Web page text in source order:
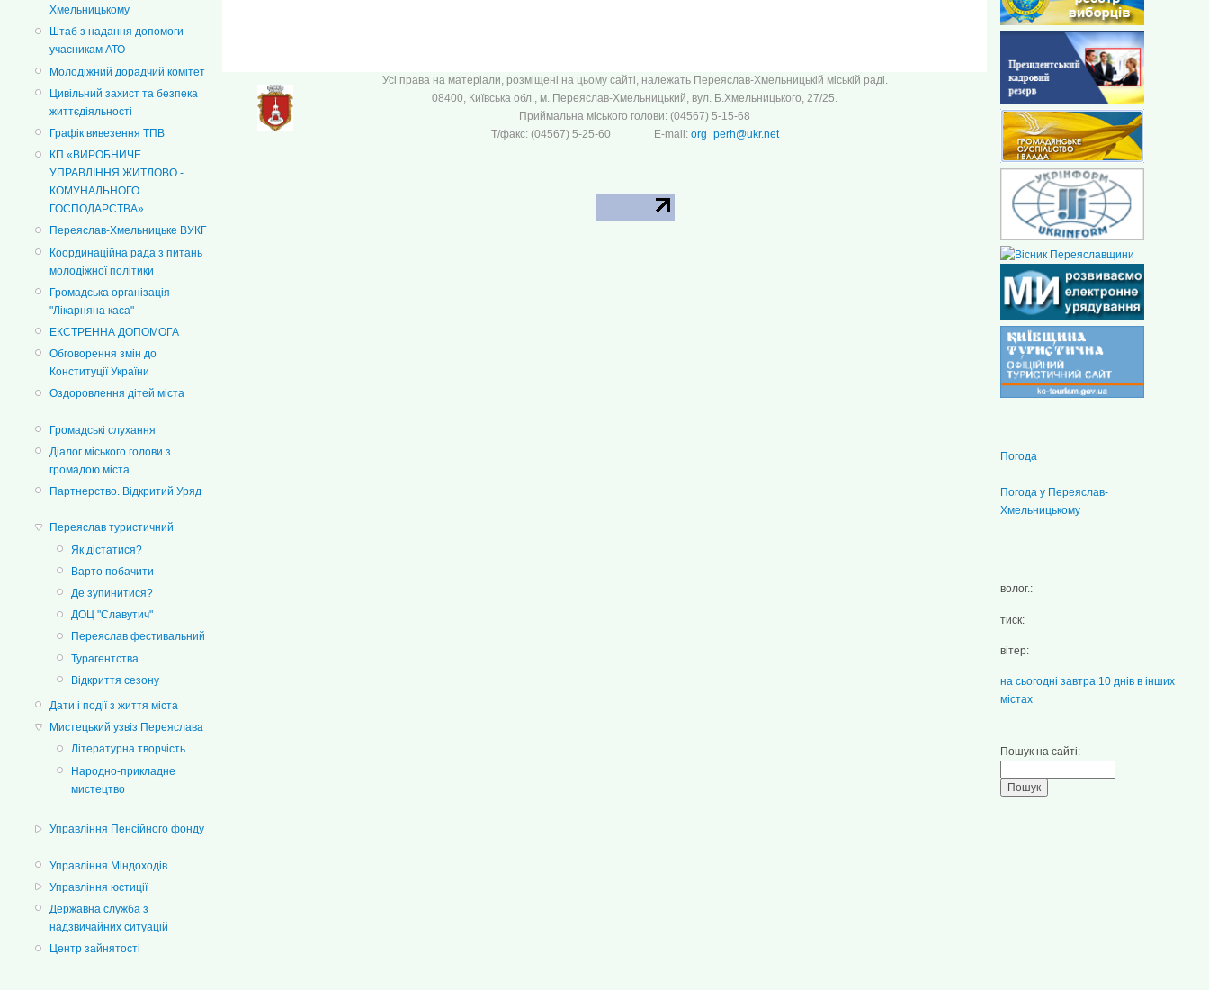
Хмельницькому
Штаб з надання допомоги
учасникам АТО
Молодіжний дорадчий комітет
Цивільний захист та безпека
життєдіяльності
Графік вивезення ТПВ
КП «ВИРОБНИЧЕ
УПРАВЛІННЯ ЖИТЛОВО -
КОМУНАЛЬНОГО
ГОСПОДАРСТВА»
Переяслав-Хмельницьке ВУКГ
Координаційна рада з питань
молодіжної політики
Громадська організація
"Лікарняна каса"
ЕКСТРЕННА ДОПОМОГА
Обговорення змін до
Конституції України
Оздоровлення дітей міста
Громадські слухання
Діалог міського голови з
громадою міста
Партнерство. Відкритий Уряд
Переяслав туристичний
Як дістатися?
Варто побачити
Де зупинитися?
ДОЦ "Славутич"
Переяслав фестивальний
Турагентства
Відкриття сезону
Дати і події з життя міста
Мистецький узвіз Переяслава
Літературна творчість
Народно-прикладне
мистецтво
Управління Пенсійного фонду
Управління Міндоходів
Управління юстиції
Державна служба з
надзвичайних ситуацій
Центр зайнятості
Усі права на матеріали, розміщені на цьому сайті, належать Переяслав-Хмельницькій міській раді.
08400, Київська обл., м. Переяслав-Хмельницький, вул. Б.Хмельницького, 27/25.
Приймальна міського голови: (04567) 5-15-68
Т/факс: (04567) 5-25-60 E-mail: org_perh@ukr.net
Погода
Погода у Переяслав-
Хмельницькому
волог.:
тиск:
вітер:
на сьогодні завтра 10 днів в інших
містах
Пошук на сайті: